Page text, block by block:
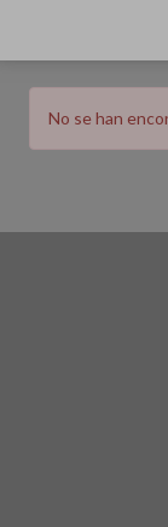
No se han